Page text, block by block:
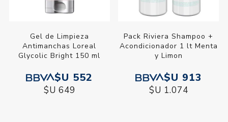
Gel de Limpieza
Antimanchas Loreal
Glycolic Bright 150 ml
$U 552
$U 649
Pack Riviera Shampoo +
Acondicionador 1 lt Menta
y Limon
$U 913
$U 1.074